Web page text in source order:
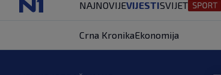
NAJNOVIJEVIJESTISVIJET
Crna KronikaEkonomija